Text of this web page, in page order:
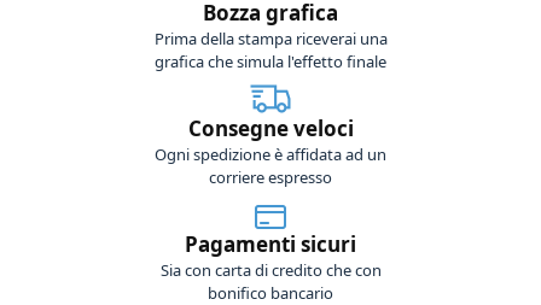
Bozza grafica
Prima della stampa riceverai una
grafica che simula l'effetto finale
Consegne veloci
Ogni spedizione è affidata ad un
corriere espresso
Pagamenti sicuri
Sia con carta di credito che con
bonifico bancario